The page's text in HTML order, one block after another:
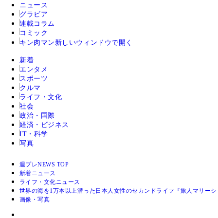
ニュース
グラビア
連載コラム
コミック
キン肉マン 新しいウィンドウで開く
新着
エンタメ
スポーツ
クルマ
ライフ・文化
社会
政治・国際
経済・ビジネス
IT・科学
写真
週プレNEWS TOP
新着ニュース
ライフ・文化ニュース
世界の海を1万本以上潜った日本人女性のセカンドライフ『旅人マリー
画像・写真